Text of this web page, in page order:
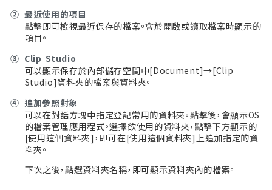
② 最近使用的項目
點擊即可檢視最近保存的檔案。會於開啟或讀取檔案時顯示的
項目。
③ Clip Studio
可以顯示保存於內部儲存空間中[Document]→[Clip
Studio]資料夾的檔案與資料夾。
④ 追加參照對象
可以在對話方塊中指定登記常用的資料夾。點擊後，會顯示OS
的檔案管理應用程式。選擇欲使用的資料夾，點擊下方顯示的
[使用這個資料夾]，即可在[使用這個資料夾]上追加指定的資
料夾。
下次之後，點選資料夾名稱，即可顯示資料夾內的檔案。